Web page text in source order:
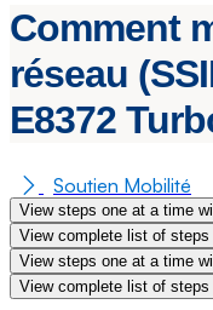
Comment
réseau
E8372
Soutien Mobilité
View steps one at a time
View complete list of steps
View steps one at a time
View complete list of steps